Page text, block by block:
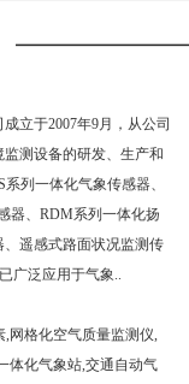
立于2007年9月，从公司
测设备的研发、生产和
列一体化气象传感器、
器、RDM系列一体化扬
遥感式路面状况监测传
广泛应用于气象..
网格化空气质量监测仪,
体化气象站,交通自动气